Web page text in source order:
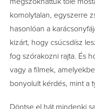
komolytalan, egyszerre
hasonlóan a
kizárt, hogy csúcsdísz
fog szórakozni rajta. És
vagy a filmek,
bonyolult kérdés, mint a
Döntse el hát mindenki